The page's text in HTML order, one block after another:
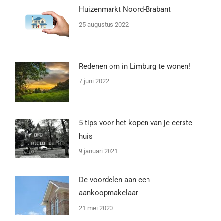
Huizenmarkt Noord-Brabant
25 augustus 2022
Redenen om in Limburg te wonen!
7 juni 2022
5 tips voor het kopen van je eerste
huis
9 januari 2021
De voordelen aan een
aankoopmakelaar
21 mei 2020